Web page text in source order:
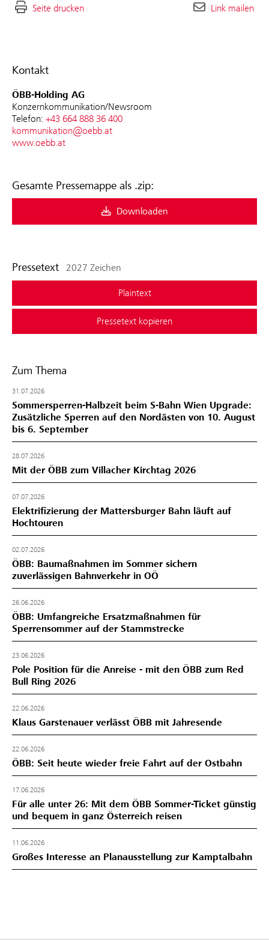
Kontakt
ÖBB-Holding AG
Konzernkommunikation/Newsroom
Telefon: +43 664 888 36 400
kommunikation@oebb.at
www.oebb.at
Gesamte Pressemappe als .zip:
Downloaden
Pressetext 2027 Zeichen
Plaintext
Pressetext kopieren
Zum Thema
31.07.2026
Sommersperren-Halbzeit beim S-Bahn Wien Upgrade:
Zusätzliche Sperren auf den Nordästen von 10. August
bis 6. September
28.07.2026
Mit der ÖBB zum Villacher Kirchtag 2026
07.07.2026
Elektrifizierung der Mattersburger Bahn läuft auf
Hochtouren
02.07.2026
ÖBB: Baumaßnahmen im Sommer sichern
zuverlässigen Bahnverkehr in OÖ
26.06.2026
ÖBB: Umfangreiche Ersatzmaßnahmen für
Sperrensommer auf der Stammstrecke
23.06.2026
Pole Position für die Anreise - mit den ÖBB zum Red
Bull Ring 2026
22.06.2026
Klaus Garstenauer verlässt ÖBB mit Jahresende
22.06.2026
ÖBB: Seit heute wieder freie Fahrt auf der Ostbahn
17.06.2026
Für alle unter 26: Mit dem ÖBB Sommer-Ticket günstig
und bequem in ganz Österreich reisen
11.06.2026
Großes Interesse an Planausstellung zur Kamptalbahn
Seite drucken Link mailen